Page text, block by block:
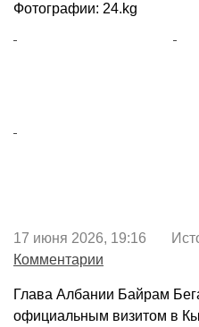
Фотографии: 24.kg
17 июня 2026, 19:16
Комментарии
Глава Албании Байрам
официальным визитом в